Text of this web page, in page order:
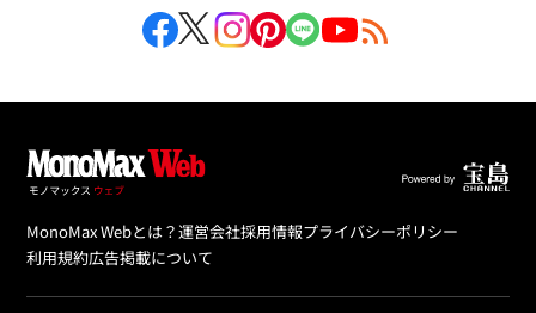
MonoMax Webとは？運営会社採用情報プライバシーポリシー
利用規約広告掲載について